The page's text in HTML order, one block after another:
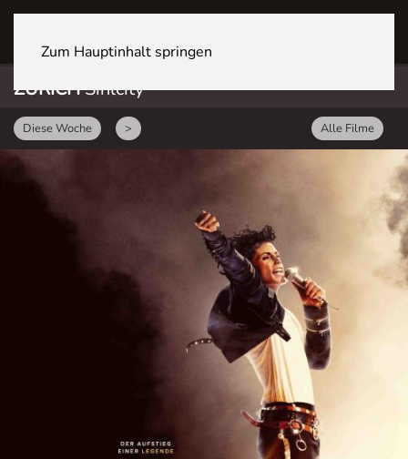
Zum Hauptinhalt springen
ZÜRICHSihlcity
Diese Woche > Alle Filme